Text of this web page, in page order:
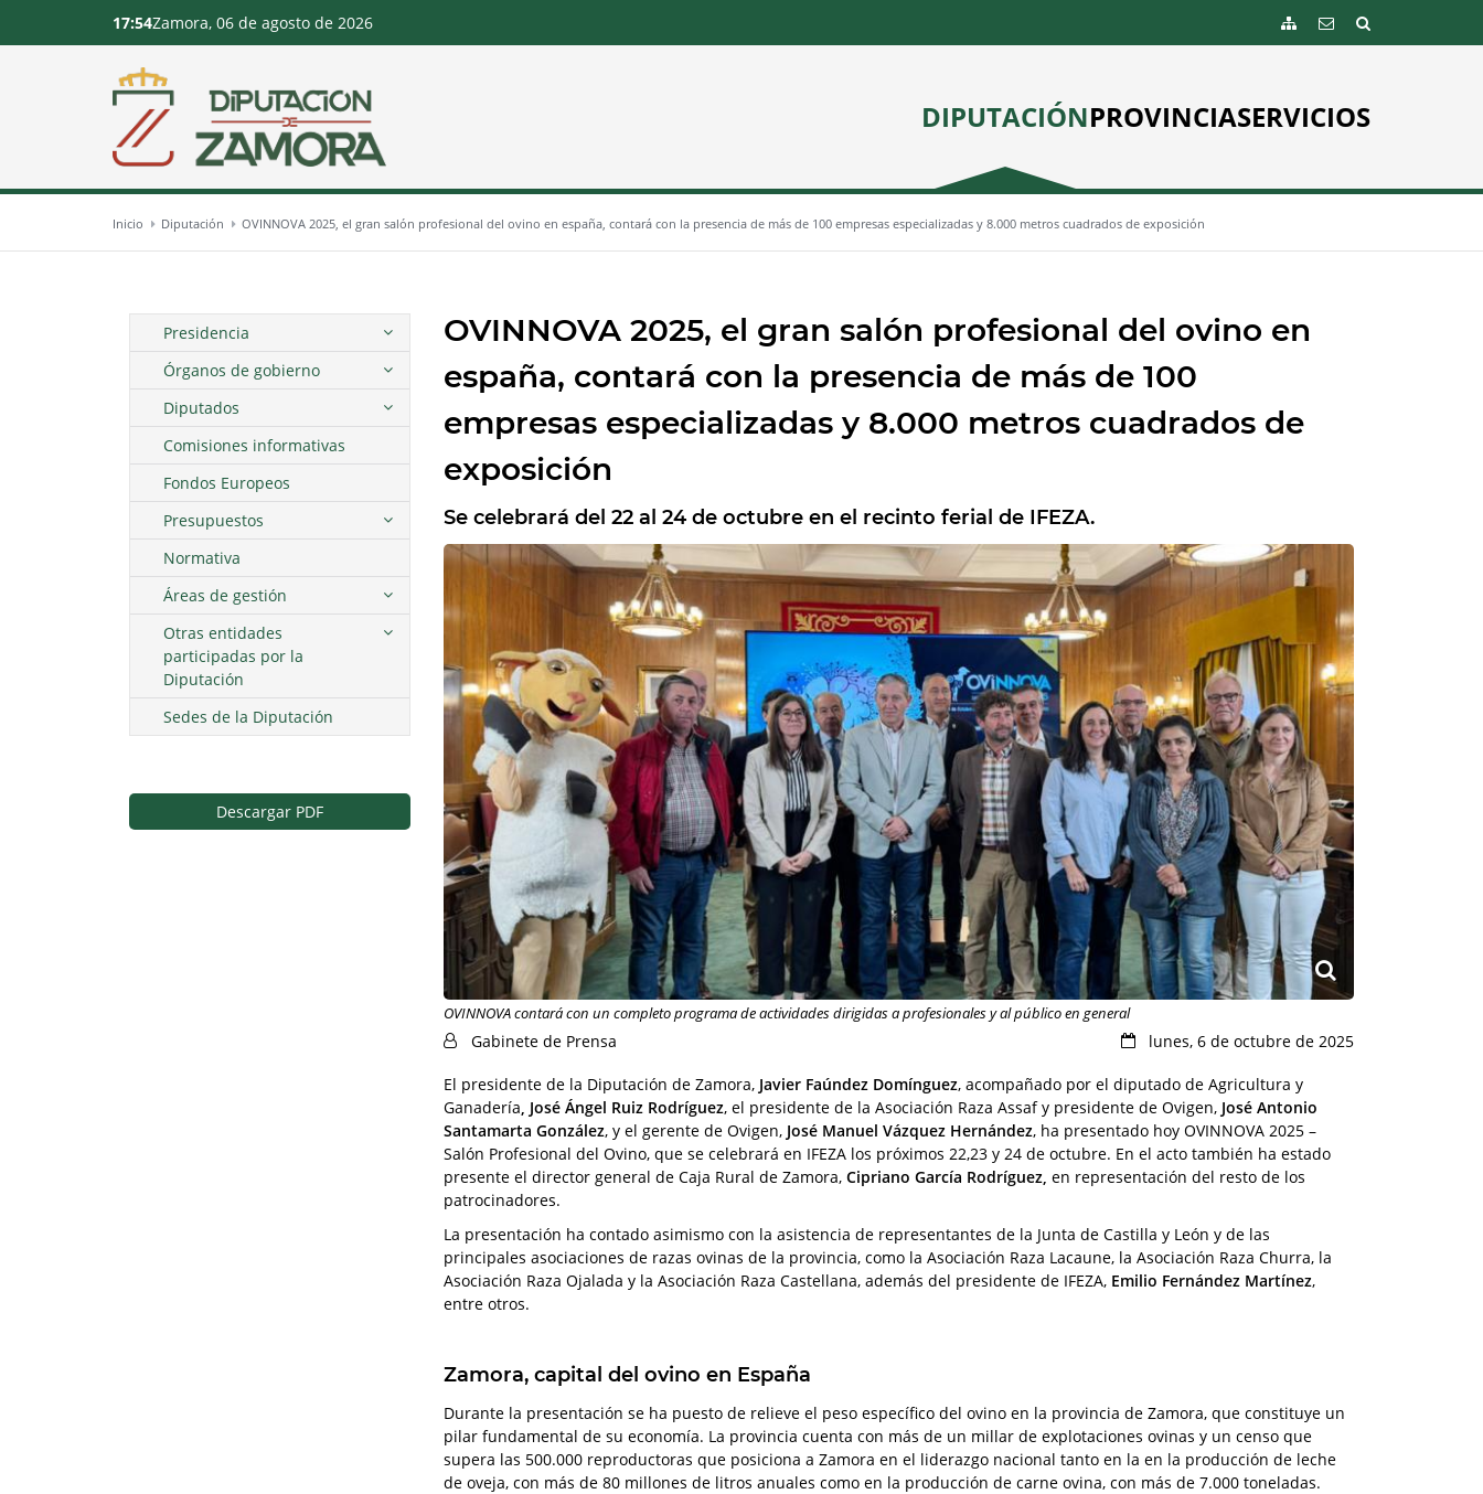
DIPUTACIÓNPROVINCIASERVICIOS
17:54Zamora, 06 de agosto de 2026
Inicio Diputación OVINNOVA 2025, el gran salón profesional del ovino en españa, contará con la presencia de más de 100 empresas especializadas y 8.000 metros cuadrados de exposición
OVINNOVA 2025, el gran salón profesional del ovino en
españa, contará con la presencia de más de 100
empresas especializadas y 8.000 metros cuadrados de
exposición
Se celebrará del 22 al 24 de octubre en el recinto ferial de IFEZA.
OVINNOVA contará con un completo programa de actividades dirigidas a profesionales y al público en general
lunes, 6 de octubre de 2025
Gabinete de Prensa
El presidente de la Diputación de Zamora, Javier Faúndez Domínguez, acompañado por el diputado de Agricultura y
Ganadería , José Ángel Ruiz Rodríguez, el presidente de la Asociación Raza Assaf y presidente de Ovigen, José Antonio
Santamarta González, y el gerente de Ovigen, José Manuel Vázquez Hernández, ha presentado hoy OVINNOVA 2025 –
Salón Profesional del Ovino, que se celebrará en IFEZA los próximos 22,23 y 24 de octubre. En el acto también ha estado
presente el director general de Caja Rural de Zamora, Cipriano García Rodríguez, en representación del resto de los
patrocinadores.
La presentación ha contado asimismo con la asistencia de representantes de la Junta de Castilla y León y de las
principales asociaciones de razas ovinas de la provincia, como la Asociación Raza Lacaune, la Asociación Raza Churra, la
Asociación Raza Ojalada y la Asociación Raza Castellana, además del presidente de IFEZA, Emilio Fernández Martínez,
entre otros.
Zamora, capital del ovino en España
Durante la presentación se ha puesto de relieve el peso específico del ovino en la provincia de Zamora, que constituye un
pilar fundamental de su economía. La provincia cuenta con más de un millar de explotaciones ovinas y un censo que
supera las 500.000 reproductoras que posiciona a Zamora en el liderazgo nacional tanto en la en la producción de leche
de oveja, con más de 80 millones de litros anuales como en la producción de carne ovina, con más de 7.000 toneladas.
Presidencia
Órganos de gobierno
Diputados
Comisiones informativas
Fondos Europeos
Presupuestos
Normativa
Áreas de gestión
Otras entidades
participadas por la
Diputación
Sedes de la Diputación
Descargar PDF